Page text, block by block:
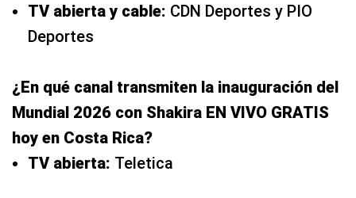
TV abierta y cable: CDN Deportes y PIO
Deportes
¿En qué canal transmiten la inauguración del
Mundial 2026 con Shakira EN VIVO GRATIS
hoy en Costa Rica?
TV abierta: Teletica